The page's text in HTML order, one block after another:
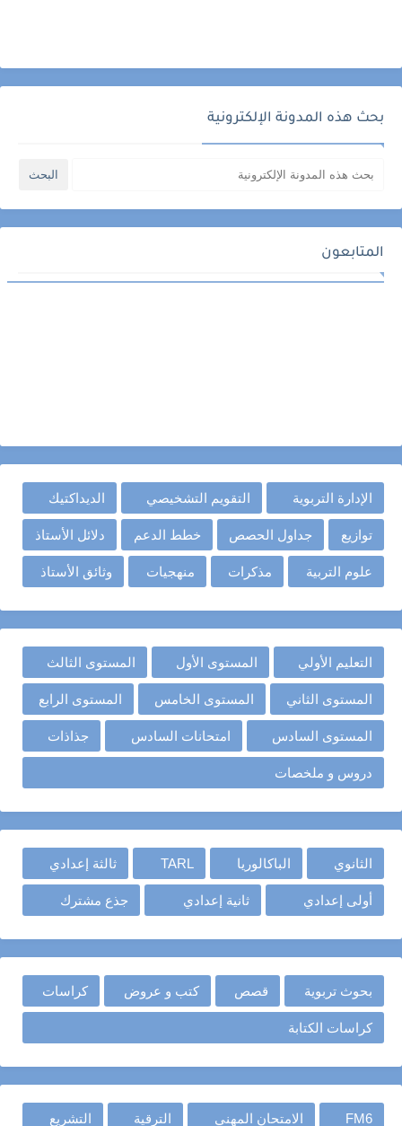
بحث هذه المدونة الإلكترونية
المتابعون
الإدارة التربوية التقويم التشخيصي الديداكتيك
توازيع جداول الحصص خطط الدعم دلائل الأستاذ
علوم التربية مذكرات منهجيات وثائق الأستاذ
التعليم الأولي المستوى الأول المستوى الثالث
المستوى الثاني المستوى الخامس المستوى الرابع
المستوى السادس امتحانات السادس جذاذات
دروس و ملخصات
الثانوي الباكالوريا TARL ثالثة إعدادي
أولى إعدادي ثانية إعدادي جذع مشترك
بحوث تربوية قصص كتب و عروض كراسات
كراسات الكتابة
FM6 الامتحان المهني الترقية التشريع